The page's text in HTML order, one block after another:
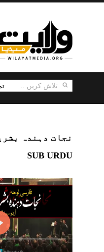
SUB URDU